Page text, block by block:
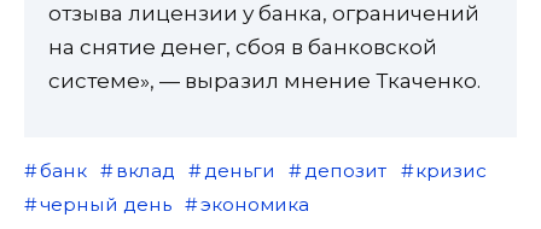
отзыва лицензии у банка, ограничений
на снятие денег, сбоя в банковской
системе», — выразил мнение Ткаченко.
банк вклад деньги депозит
кризис
черный день
экономика